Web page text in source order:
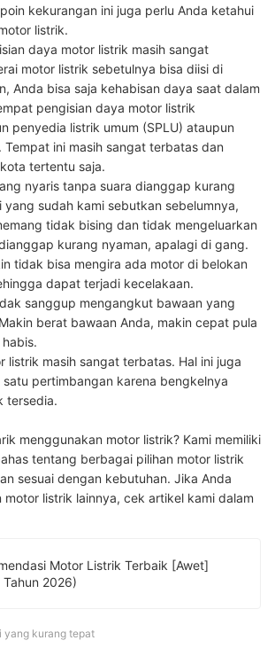
kekurangan ini juga perlu Anda ketahui
listrik.
daya motor listrik masih sangat
motor listrik sebetulnya bisa diisi di
Anda bisa saja kehabisan daya saat dalam
pengisian daya motor listrik
penyedia listrik umum (SPLU) ataupun
. Tempat ini masih sangat terbatas dan
tertentu saja.
nyaris tanpa suara dianggap kurang
yang sudah kami sebutkan sebelumnya,
tidak bising dan tidak mengeluarkan
kurang nyaman, apalagi di gang.
tidak bisa mengira ada motor di belokan
dapat terjadi kecelakaan.
sanggup mengangkut bawaan yang
Makin berat bawaan Anda, makin cepat pula
listrik masih sangat terbatas. Hal ini juga
satu pertimbangan karena bengkelnya
tersedia.
menggunakan motor listrik? Kami memiliki
tentang berbagai pilihan motor listrik
sesuai dengan kebutuhan. Jika Anda
motor listrik lainnya, cek artikel kami dalam
Motor Listrik Terbaik [Awet]
Tahun 2026)
yang kurang tepat